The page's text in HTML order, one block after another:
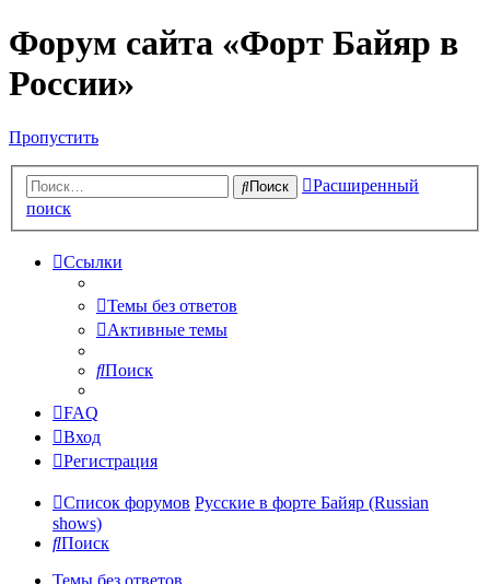
Форум сайта «Форт Байяр в
России»
Пропустить
Поиск
Расширенный
поиск
Ссылки
Темы без ответов
Активные темы
Поиск
FAQ
Вход
Регистрация
Список форумов Русские в форте Байяр (Russian
shows)
Поиск